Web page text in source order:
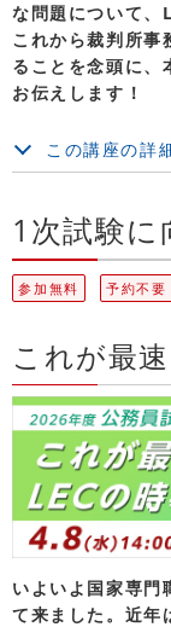
な問題について、
これから裁判所事
ることを念頭に、
お伝えします！
この講座の詳
1次試験に
参加無料 予約不要
これが最
いよいよ国家専門
て来ました。近年